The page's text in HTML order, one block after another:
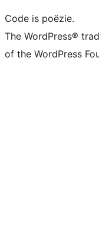
Code is poëzie.
The WordPress®
of the WordPress